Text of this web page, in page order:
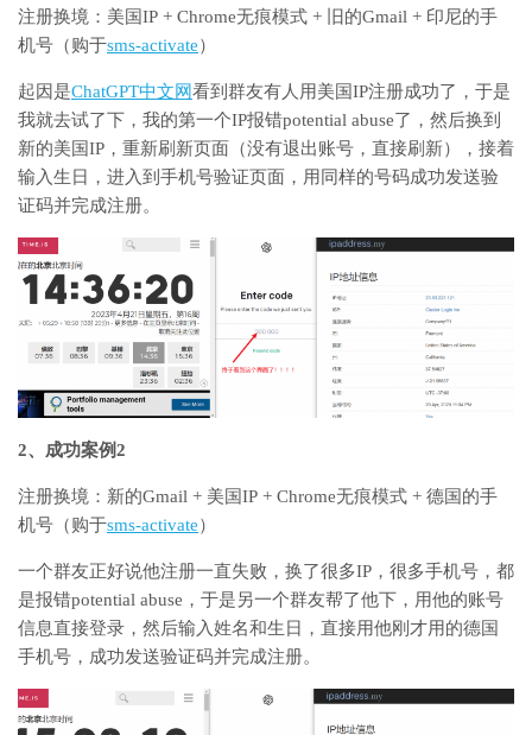
注册换境：美国IP + Chrome无痕模式 + 旧的Gmail + 印尼的手
机号（购于sms-activate）
起因是ChatGPT中文网看到群友有人用美国IP注册成功了，于是
我就去试了下，我的第一个IP报错potential abuse了，然后换到
新的美国IP，重新刷新页面（没有退出账号，直接刷新），接着
输入生日，进入到手机号验证页面，用同样的号码成功发送验
证码并完成注册。
2、成功案例2
注册换境：新的Gmail + 美国IP + Chrome无痕模式 + 德国的手
机号（购于sms-activate）
一个群友正好说他注册一直失败，换了很多IP，很多手机号，都
是报错potential abuse，于是另一个群友帮了他下，用他的账号
信息直接登录，然后输入姓名和生日，直接用他刚才用的德国
手机号，成功发送验证码并完成注册。